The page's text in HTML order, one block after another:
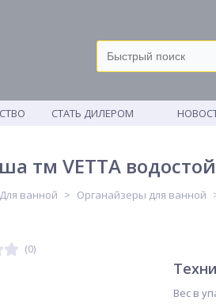
СТАТЬ ДИЛЕРОМ
тм VETTA
Для ванной Органайзеры для ванной
(0)
Вес в